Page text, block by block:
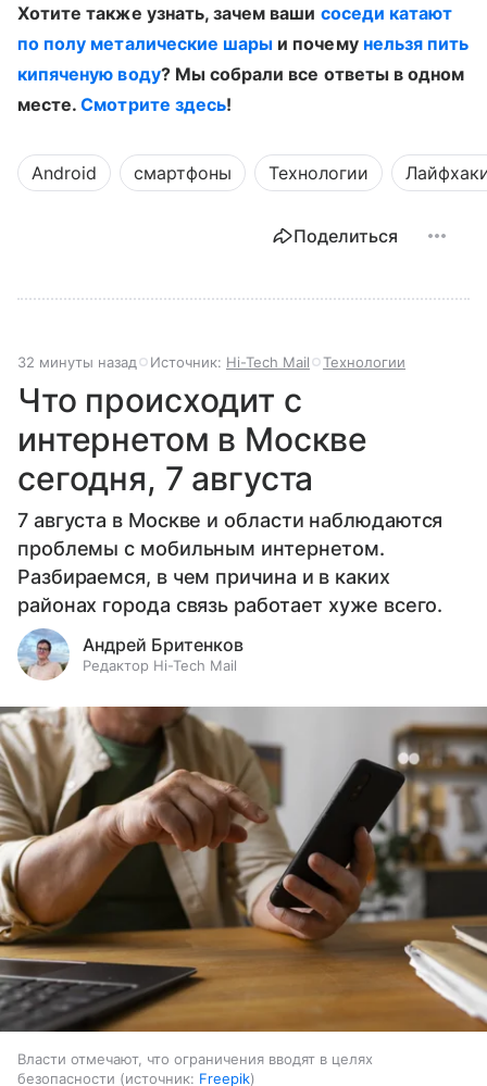
Хотите также узнать, зачем ваши соседи катают
по полу металические шары и почему нельзя пить
кипяченую воду? Мы собрали все ответы в одном
месте.Смотрите здесь!
Android смартфоны Технологии
Поделиться
32 минуты назад Источник: Hi-Tech Mail Технологии
Что происходит с
интернетом в Москве
сегодня, 7 августа
7 августа в Москве и области наблюдаются
проблемы с мобильным интернетом.
Разбираемся, в чем причина и в каких
районах города связь работает хуже всего.
Андрей Бритенков
Редактор Hi-Tech Mail
Власти отмечают, что ограничения вводят в целях
безопасности
источник: Freepik